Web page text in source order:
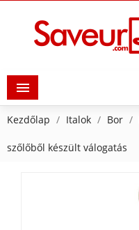

Kezdőlap Italok Bor
szőlőből készült válogatás